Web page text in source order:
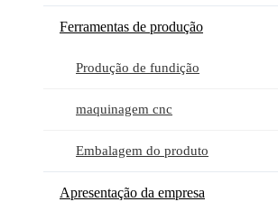
Ferramentas de produção
Produção de fundição
maquinagem cnc
Embalagem do produto
Apresentação da empresa